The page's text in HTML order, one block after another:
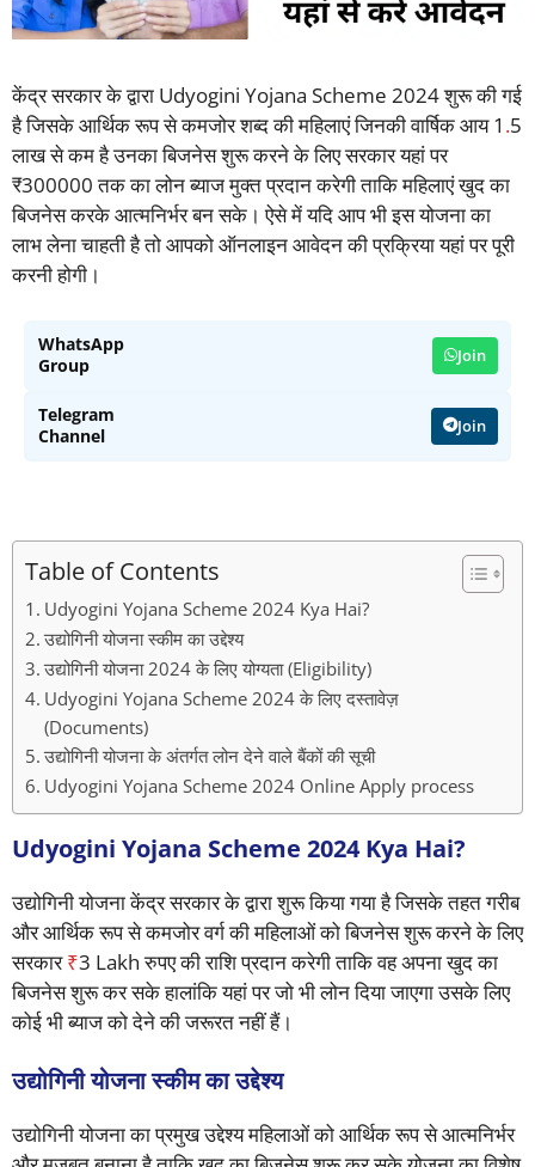
केंद्र सरकार के द्वारा Udyogini Yojana Scheme 2024 शुरू की गई
है जिसके आर्थिक रूप से कमजोर शब्द की महिलाएं जिनकी वार्षिक आय 1 .5
लाख से कम है उनका बिजनेस शुरू करने के लिए सरकार यहां पर
₹300000 तक का लोन ब्याज मुक्त प्रदान करेगी ताकि महिलाएं खुद का
बिजनेस करके आत्मनिर्भर बन सके। ऐसे में यदि आप भी इस योजना का
लाभ लेना चाहती है तो आपको ऑनलाइन आवेदन की प्रक्रिया यहां पर पूरी
करनी होगी।
WhatsApp
Group
Join
Telegram
Channel
Join
Table of Contents
Udyogini Yojana Scheme 2024 Kya Hai?
उद्योगिनी योजना स्कीम का उद्देश्य
उद्योगिनी योजना 2024 के लिए योग्यता (Eligibility)
Udyogini Yojana Scheme 2024 के लिए दस्तावेज़
(Documents)
उद्योगिनी योजना के अंतर्गत लोन देने वाले बैंकों की सूची
Udyogini Yojana Scheme 2024 Online Apply process
Udyogini Yojana Scheme 2024 Kya Hai?
उद्योगिनी योजना केंद्र सरकार के द्वारा शुरू किया गया है जिसके तहत गरीब
और आर्थिक रूप से कमजोर वर्ग की महिलाओं को बिजनेस शुरू करने के लिए
सरकार₹3 Lakh रुपए की राशि प्रदान करेगी ताकि वह अपना खुद का
बिजनेस शुरू कर सके हालांकि यहां पर जो भी लोन दिया जाएगा उसके लिए
कोई भी ब्याज को देने की जरूरत नहीं हैं।
उद्योगिनी योजना स्कीम का उद्देश्य
उद्योगिनी योजना का प्रमुख उद्देश्य महिलाओं को आर्थिक रूप से आत्मनिर्भर